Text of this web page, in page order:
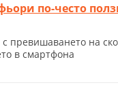
по-често
превишаването на
в смартфона